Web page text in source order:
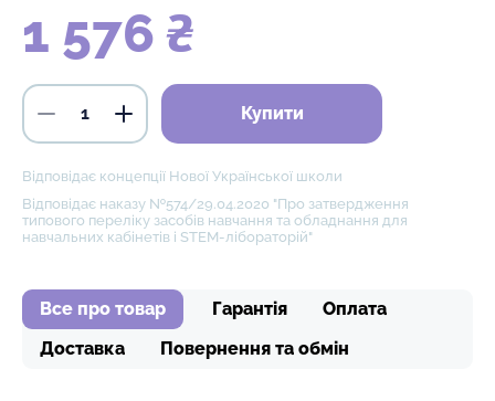
1 576 ₴
Купити
Відповідає концепції Нової Української школи
Відповідає наказу №574/29.04.2020 "Про затвердження
типового переліку засобів навчання та обладнання для
навчальних кабінетів і STEM-лібораторій"
Все про товар Гарантія
Оплата
Доставка
Повернення та обмін